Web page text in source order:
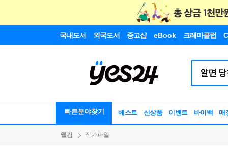
국내도서 외국도서 중고샵 eBook 크레마클럽
빠른분야찾기 베스트 신상품 이벤트 바이백 매
웰컴 작가파일